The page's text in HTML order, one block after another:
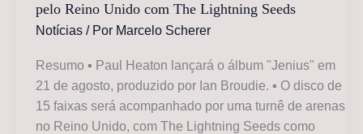
pelo Reino Unido com The Lightning Seeds
Notícias / Por Marcelo Scherer
Resumo ▪ Paul Heaton lançará o álbum "Jenius" em
21 de agosto, produzido por Ian Broudie. ▪ O disco de
15 faixas será acompanhado por uma turnê de arenas
no Reino Unido, com The Lightning Seeds como